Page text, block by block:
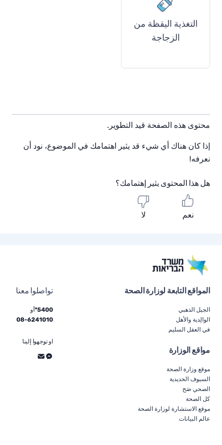
التغذية اليقظة من
الزجاجة
محتوى هذه الصفحة قيد التطوير.
إذا كان هناك أي شيء قد يثير اهتمامك في الموضوع، نود أن
نعرفه!
هل هذا المحتوى يثير إهتمامك؟
نعم لا
المواقع التابعة لوزارة الصحة
الجيل الذهبي
الوالِدية والأهل
في العقل السليم
مواقع الوزارة
موقع وزارة الصحة
السيوف الحديدية
الصحي صَح
كل الصحة
موقع الاستشارة لوزارة الصحة
عالم البيانات
تواصلوا معنا
5400*
أو
6241010
-
08
او توجهوا إلينا